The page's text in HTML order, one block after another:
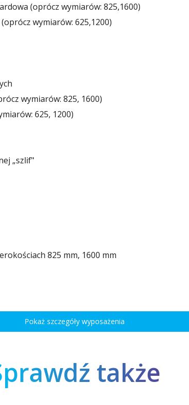
(oprócz wymiarów: 825,1600)
wymiarów: 625,1200)
wymiarów: 825, 1600)
625, 1200)
„szlif"
825 mm, 1600 mm
Pokaż szczegóły wyposażenia
także